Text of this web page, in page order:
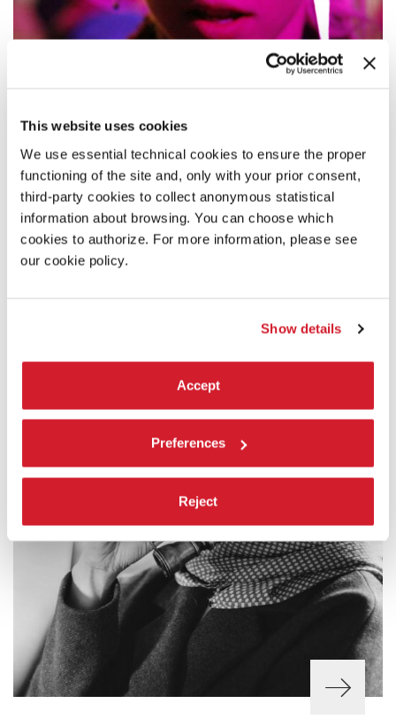
This website uses cookies
We use essential technical cookies to ensure the proper
functioning of the site and, only with your prior consent,
third-party cookies to collect anonymous statistical
information about browsing. You can choose which
cookies to authorize. For more information, please see
our cookie policy.
Show details
Accept
Preferences
Reject
EMA
RegiaPablo Larraín
Interpreti Mariana Di Girolamo, Gael García Bernal / Cile /